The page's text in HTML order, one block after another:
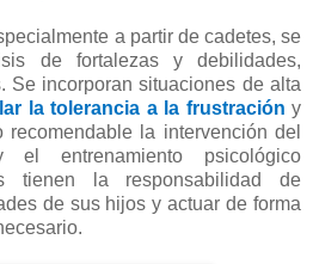
a partir de cadetes, se
de fortalezas y debilidades,
Se incorporan situaciones de alta
la tolerancia a la frustración y
recomendable la intervención del
el entrenamiento psicológico
tienen la responsabilidad de
de sus hijos y actuar de forma